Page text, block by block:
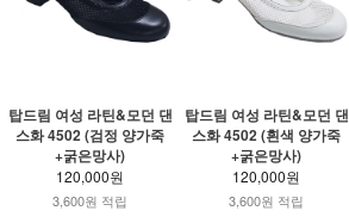
탑드림 여성 라틴&모던 댄
스화 4502 (검정 양가죽
+굵은망사)
120,000원
3,600원 적립
탑드림 여성 라틴&모던 댄
스화 4502 (흰색 양가죽
+굵은망사)
120,000원
3,600원 적립